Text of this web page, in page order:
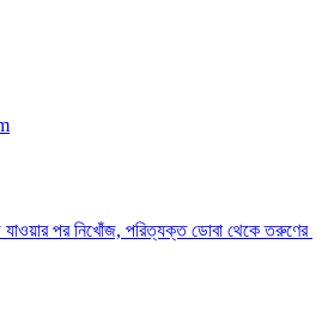
পর নিখোঁজ, পরিত্যক্ত ডোবা থেকে তরুণের